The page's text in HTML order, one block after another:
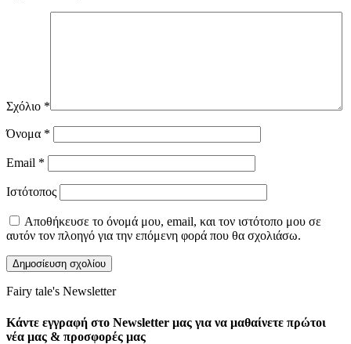
Σχόλιο *
Όνομα *
Email *
Ιστότοπος
Αποθήκευσε το όνομά μου, email, και τον ιστότοπο μου σε
αυτόν τον πλοηγό για την επόμενη φορά που θα σχολιάσω.
Fairy tale's Newsletter
Κάντε εγγραφή στο Newsletter μας για να μαθαίνετε πρώτοι
νέα μας & προσφορές μας